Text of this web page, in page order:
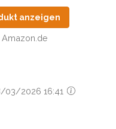
anzeigen
Amazon.de
03/2026 16:41